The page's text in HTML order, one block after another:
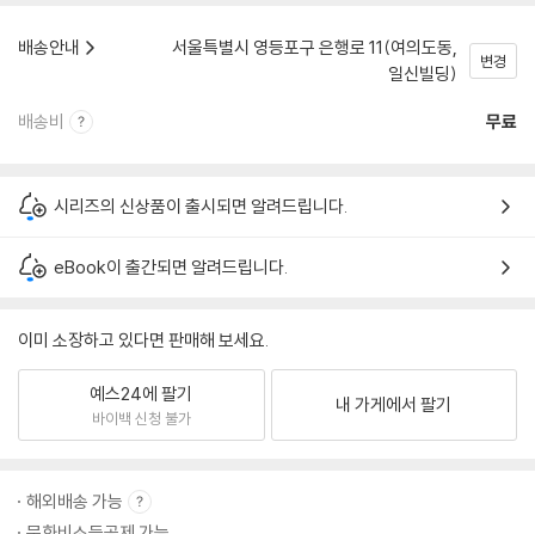
배송안내
서울특별시 영등포구 은행로 11(여의도동,
일신빌딩)
변경
배송비 무료
시리즈의 신상품이 출시되면 알려드립니다.
eBook이 출간되면 알려드립니다.
이미 소장하고 있다면 판매해 보세요.
예스24에 팔기
바이백 신청 불가
내 가게에서 팔기
해외배송 가능